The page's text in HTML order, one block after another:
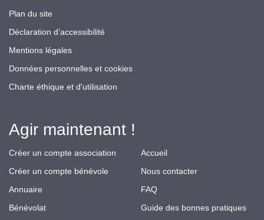
Plan du site
Déclaration d’accessibilité
Mentions légales
Données personnelles et cookies
Charte éthique et d'utilisation
Agir maintenant !
Créer un compte association
Créer un compte bénévole
Annuaire
Bénévolat
Accueil
Nous contacter
FAQ
Guide des bonnes pratiques